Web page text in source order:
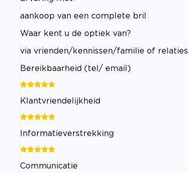
aankoop van een complete bril
Waar kent u de optiek van?
via vrienden/kennissen/familie of relaties
Bereikbaarheid (tel/ email)
Klantvriendelijkheid
Informatieverstrekking
Communicatie